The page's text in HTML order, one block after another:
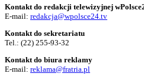
Kontakt do redakcji telewizyjnej
E-mail: redakcja@wpolsce24.tv
Kontakt do sekretariatu
Tel.: (22) 255-93-32
Kontakt do biura reklamy
E-mail: reklama@fratria.pl